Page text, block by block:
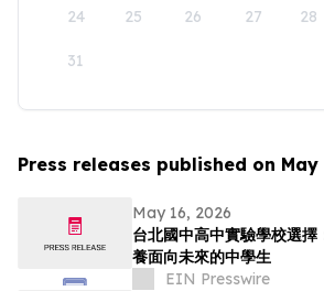
24 25 26 27 28
31
Press releases published on May
May 16, 2026
台北國中高中實驗學校選
養面向未來的中學生
EIN Presswire